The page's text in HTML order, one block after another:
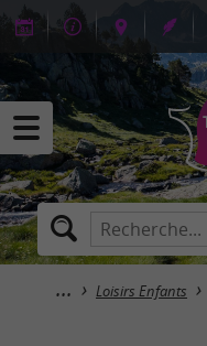
Loisirs Enfants